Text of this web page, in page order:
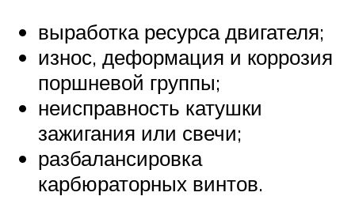
выработка ресурса двигателя;
износ, деформация и коррозия
поршневой группы;
неисправность катушки
зажигания или свечи;
разбалансировка
карбюраторных винтов.